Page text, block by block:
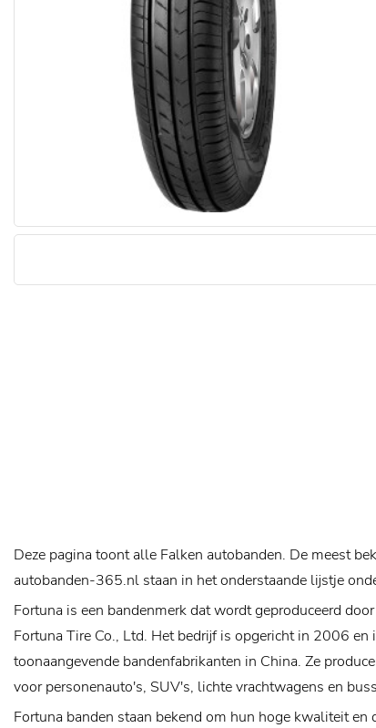
Deze pagina toont alle Falken autobanden. De meest
autobanden-365.nl staan in het onderstaande lijstje
Fortuna is een bandenmerk dat wordt geproduceerd
Fortuna Tire Co., Ltd. Het bedrijf is opgericht in 2006 en
toonaangevende bandenfabrikanten in China. Ze
voor personenauto's, SUV's, lichte vrachtwagens en
Fortuna banden staan ​​bekend om hun hoge kwaliteit en